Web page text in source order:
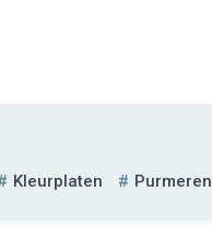
Kleurplaten